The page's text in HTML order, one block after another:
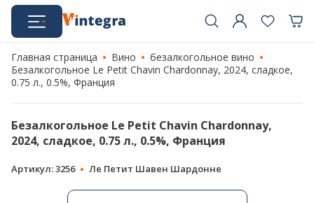
Главная страница Вино
безалкогольное вино
Безалкогольное Le Petit Chavin Chardonnay, 2024, сладкое,
0.75 л., 0.5%, Франция
Безалкогольное Le Petit Chavin Chardonnay,
2024, сладкое, 0.75 л., 0.5%, Франция
Артикул: 3256 Ле Петит Шавен Шардонне